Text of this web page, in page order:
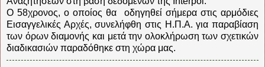
Ο 58χρονος, ο οποίος θα οδηγηθεί σήμερα στις αρμόδιες
Εισαγγελικές Αρχές, συνελήφθη στις Η.Π.Α. για παραβίαση
των όρων διαμονής και μετά την ολοκλήρωση των σχετικών
διαδικασιών παραδόθηκε στη χώρα μας.